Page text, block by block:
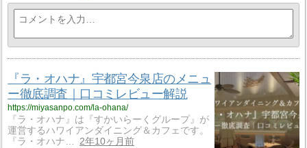
『ラ・オハナ』宇都宮今泉店のメニュ
ー徹底調査｜口コミレビュー解説
https://miyasanpo.com/la-ohana/
『ラ・オハナ』は『すかいらーくグループ』が
運営するハワイアンダイニング＆カフェです。
『ラ・オハナ…
2年10ヶ月前